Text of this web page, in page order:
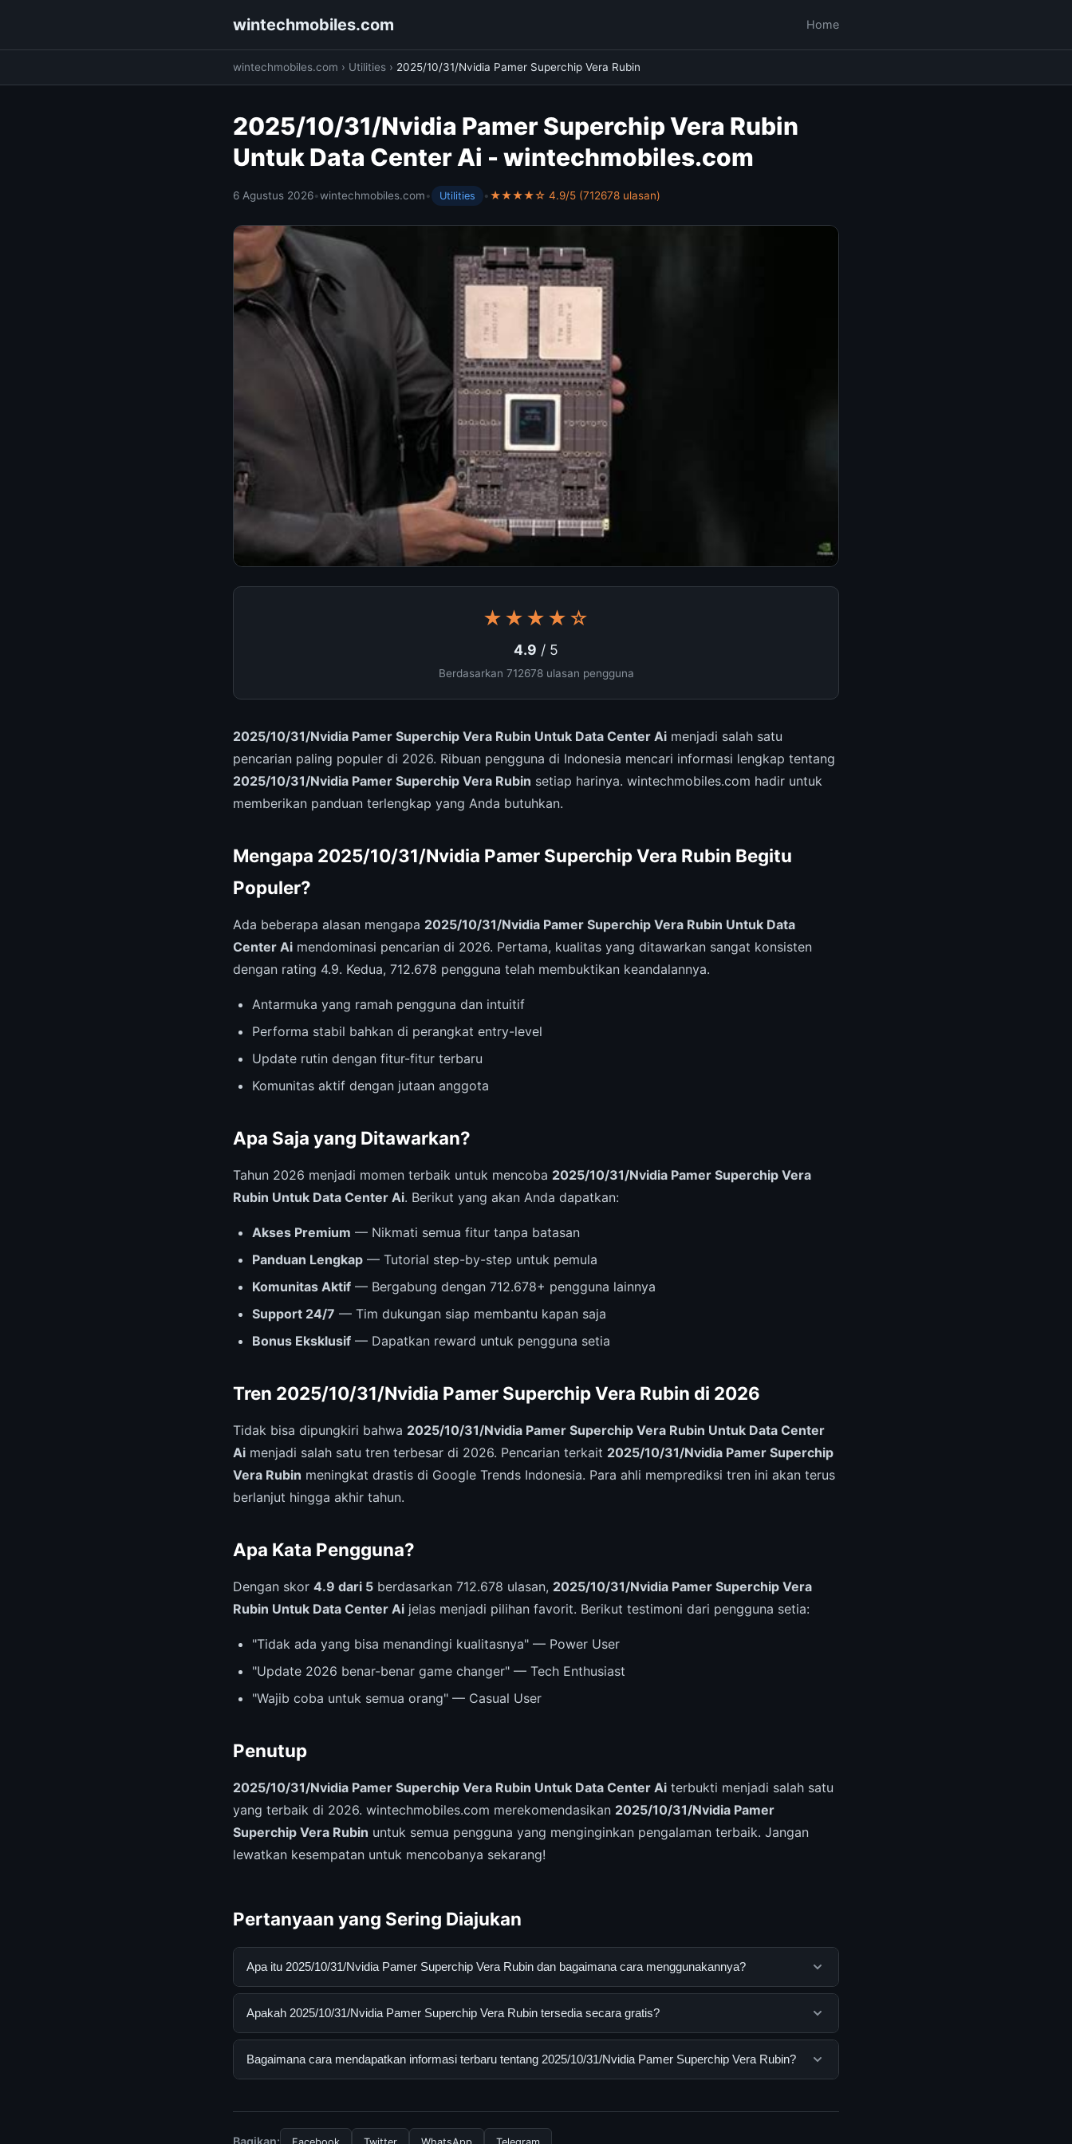
wintechmobiles.com Home
wintechmobiles.com › Utilities › 2025/10/31/Nvidia Pamer Superchip Vera Rubin
2025/10/31/Nvidia Pamer Superchip Vera Rubin
Untuk Data Center Ai - wintechmobiles.com
6 Agustus 2026•wintechmobiles.com• Utilities •★★★★☆ 4.9/5 (712678 ulasan)
★★★★☆
4.9 / 5
Berdasarkan 712678 ulasan pengguna
2025/10/31/Nvidia Pamer Superchip Vera Rubin Untuk Data Center Ai menjadi salah satu
pencarian paling populer di 2026. Ribuan pengguna di Indonesia mencari informasi lengkap tentang
2025/10/31/Nvidia Pamer Superchip Vera Rubin setiap harinya. wintechmobiles.com hadir untuk
memberikan panduan terlengkap yang Anda butuhkan.
Mengapa 2025/10/31/Nvidia Pamer Superchip Vera Rubin Begitu
Populer?
Ada beberapa alasan mengapa 2025/10/31/Nvidia Pamer Superchip Vera Rubin Untuk Data
Center Ai mendominasi pencarian di 2026. Pertama, kualitas yang ditawarkan sangat konsisten
dengan rating 4.9. Kedua, 712.678 pengguna telah membuktikan keandalannya.
Antarmuka yang ramah pengguna dan intuitif
Performa stabil bahkan di perangkat entry-level
Update rutin dengan fitur-fitur terbaru
Komunitas aktif dengan jutaan anggota
Apa Saja yang Ditawarkan?
Tahun 2026 menjadi momen terbaik untuk mencoba 2025/10/31/Nvidia Pamer Superchip Vera
Rubin Untuk Data Center Ai. Berikut yang akan Anda dapatkan:
Akses Premium — Nikmati semua fitur tanpa batasan
Panduan Lengkap — Tutorial step-by-step untuk pemula
Komunitas Aktif — Bergabung dengan 712.678+ pengguna lainnya
Support 24/7 — Tim dukungan siap membantu kapan saja
Bonus Eksklusif — Dapatkan reward untuk pengguna setia
Tren 2025/10/31/Nvidia Pamer Superchip Vera Rubin di 2026
Tidak bisa dipungkiri bahwa 2025/10/31/Nvidia Pamer Superchip Vera Rubin Untuk Data Center
Ai menjadi salah satu tren terbesar di 2026. Pencarian terkait 2025/10/31/Nvidia Pamer Superchip
Vera Rubin meningkat drastis di Google Trends Indonesia. Para ahli memprediksi tren ini akan terus
berlanjut hingga akhir tahun.
Apa Kata Pengguna?
Dengan skor 4.9 dari 5 berdasarkan 712.678 ulasan, 2025/10/31/Nvidia Pamer Superchip Vera
Rubin Untuk Data Center Ai jelas menjadi pilihan favorit. Berikut testimoni dari pengguna setia:
"Tidak ada yang bisa menandingi kualitasnya" — Power User
"Update 2026 benar-benar game changer" — Tech Enthusiast
"Wajib coba untuk semua orang" — Casual User
Penutup
2025/10/31/Nvidia Pamer Superchip Vera Rubin Untuk Data Center Ai terbukti menjadi salah satu
yang terbaik di 2026. wintechmobiles.com merekomendasikan 2025/10/31/Nvidia Pamer
Superchip Vera Rubin untuk semua pengguna yang menginginkan pengalaman terbaik. Jangan
lewatkan kesempatan untuk mencobanya sekarang!
Pertanyaan yang Sering Diajukan
Apa itu 2025/10/31/Nvidia Pamer Superchip Vera Rubin dan bagaimana cara menggunakannya?
2025/10/31/Nvidia Pamer Superchip Vera Rubin adalah layanan digital yang dirancang untuk membantu
mengunjungi situs resmi dan mengikuti panduan yang tersedia.
Apakah 2025/10/31/Nvidia Pamer Superchip Vera Rubin tersedia secara gratis?
Ya, 2025/10/31/Nvidia Pamer Superchip Vera Rubin dapat diakses secara gratis oleh semua pengguna.
Bagaimana cara mendapatkan informasi terbaru tentang 2025/10/31/Nvidia Pamer Superchip Vera Rubin?
dan terpercaya.